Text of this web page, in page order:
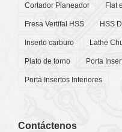
Cortador Planeador Flat
Fresa Vertifal HSS HSS
Inserto carburo Lathe
Plato de torno Porta
Porta Insertos Interiores
Contáctenos